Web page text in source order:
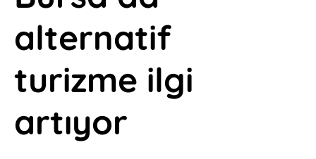
alternatif
turizme ilgi
artıyor